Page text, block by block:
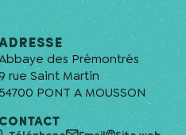
des Prémontrés
rue Saint Martin
PONT A MOUSSON